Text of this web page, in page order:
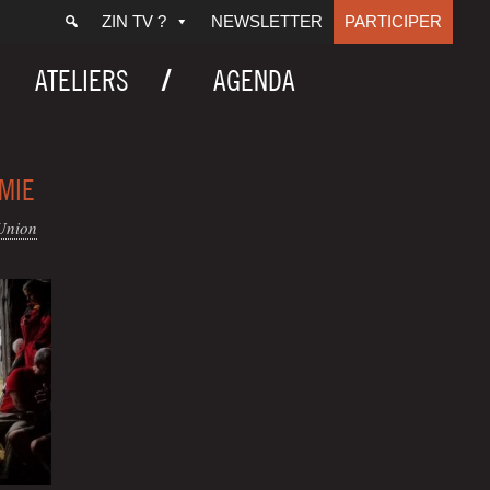
ZIN TV ? NEWSLETTER PARTICIPER
ATELIERS AGENDA